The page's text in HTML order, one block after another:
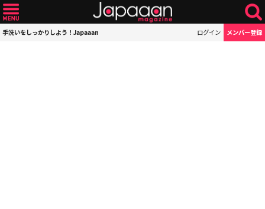
手洗いをしっかりしよう！Japaaan ログイン メンバー登録